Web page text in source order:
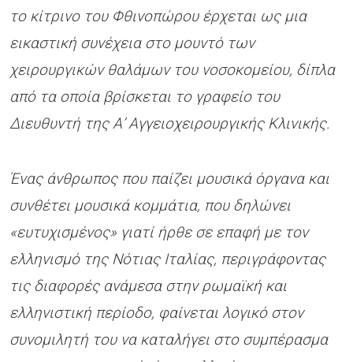
το κίτρινο του Φθινοπώρου έρχεται ως μια
εικαστική συνέχεια στο μουντό των
χειρουργικών θαλάμων του νοσοκομείου, δίπλα
από τα οποία βρίσκεται το γραφείο του
Διευθυντή της Α’ Αγγειοχειρουργικής Κλινικής.
Ένας άνθρωπος που παίζει μουσικά όργανα και
συνθέτει μουσικά κομμάτια, που δηλώνει
«ευτυχισμένος» γιατί ήρθε σε επαφή με τον
ελληνισμό της Νότιας Ιταλίας, περιγράφοντας
τις διαφορές ανάμεσα στην ρωμαϊκή και
ελληνιστική περίοδο, φαίνεται λογικό στον
συνομιλητή του να καταλήγει στο συμπέρασμα